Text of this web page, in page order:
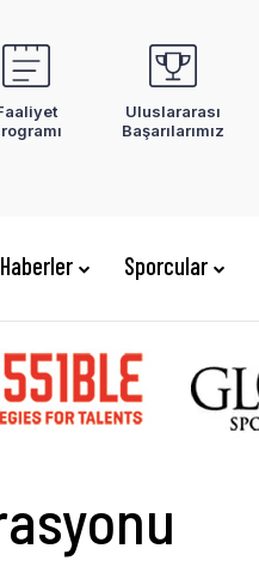
Uluslararası
Başarılarımız
Haberler Sporcular